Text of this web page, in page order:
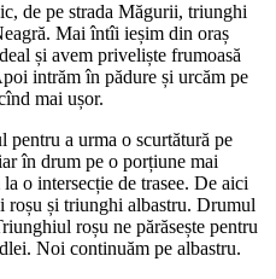
de pe strada Măgurii, triunghi
Mai întîi ieșim din oraș
și avem priveliște frumoasă
intrăm în pădure și urcăm pe
mai ușor.
pentru a urma o scurtătură pe
în drum pe o porțiune mai
o intersecție de trasee. De aici
roșu și triunghi albastru. Drumul
roșu ne părăsește pentru
Noi continuăm pe albastru.